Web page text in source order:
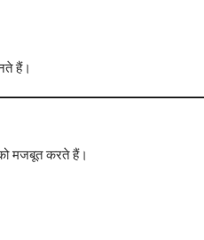
हैं।
मजबूत करते हैं।